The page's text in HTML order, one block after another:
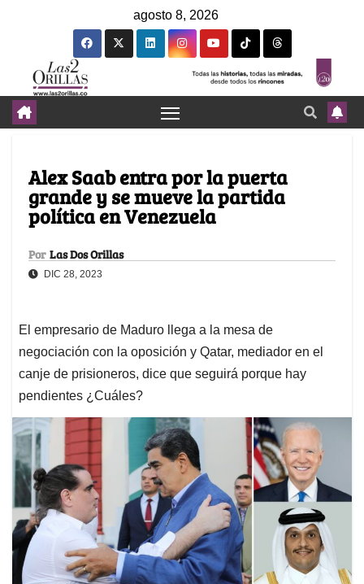
agosto 8, 2026
Alex Saab entra por la puerta
grande y se mueve la partida
política en Venezuela
Por Las Dos Orillas
DIC 28, 2023
El empresario de Maduro llega a la mesa de
negociación con la oposición y Qatar, mediador en el
canje de prisioneros, dice que seguirá porque hay
pendientes ¿Cuáles?